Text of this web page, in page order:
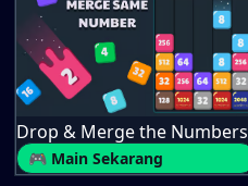
Drop & Merge the Numbers
🎮 Main Sekarang